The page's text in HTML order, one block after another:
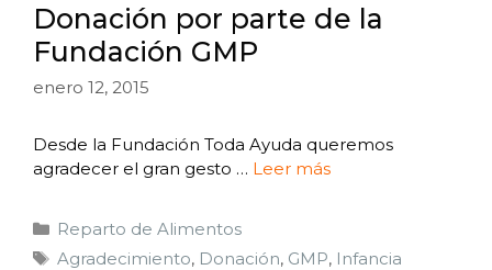
Donación por parte de la
Fundación GMP
enero 12, 2015
Desde la Fundación Toda Ayuda queremos
agradecer el gran gesto … Leer más
Reparto de Alimentos
Agradecimiento, Donación, GMP, Infancia